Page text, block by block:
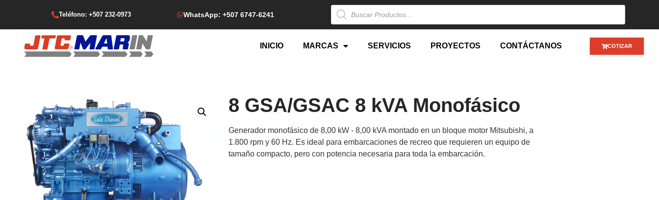
Teléfono: +507 232-0973 WhatsApp: +507 6747-6241
INICIO MARCAS SERVICIOS PROYECTOS CONTÁCTANOS COTIZAR
8 GSA/GSAC 8 kVA Monofásico
Generador monofásico de 8,00 kW - 8,00 kVA montado en un bloque motor Mitsubishi, a
1.800 rpm y 60 Hz. Es ideal para embarcaciones de recreo que requieren un equipo de
tamaño compacto, pero con potencia necesaria para toda la embarcación.